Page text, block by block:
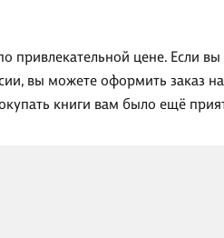
цене. Если
вы можете оформить заказ
книги вам было ещё